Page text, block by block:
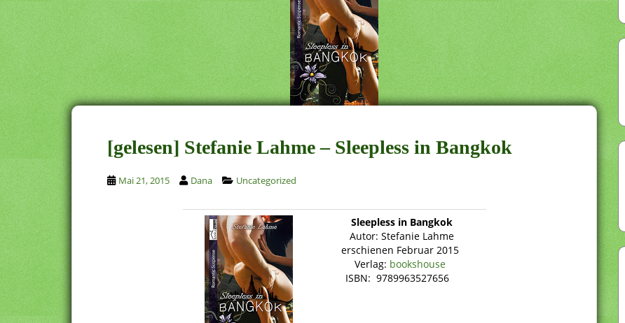
[gelesen] Stefanie Lahme – Sleepless in Bangkok
Mai 21, 2015 Dana Uncategorized
Sleepless in Bangkok
Autor: Stefanie Lahme
erschienen Februar 2015
Verlag: bookshouse
ISBN: 9789963527656